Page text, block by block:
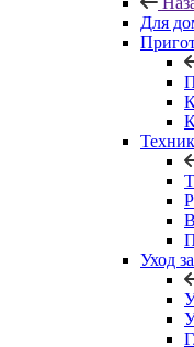
Для
Уход